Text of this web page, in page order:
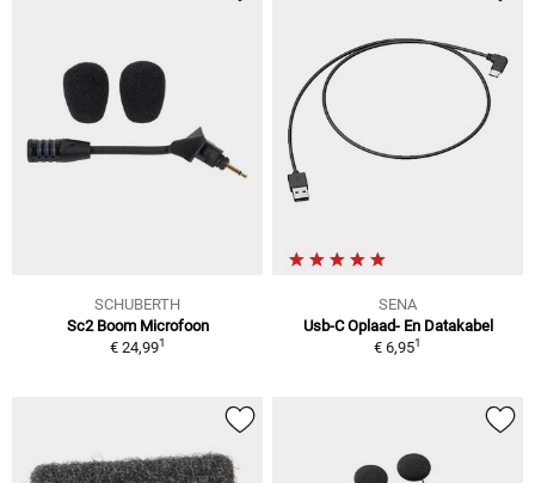
SCHUBERTH
Sc2 Boom Microfoon
€ 24,991
SENA
Usb-C Oplaad- En Datakabel
€ 6,951